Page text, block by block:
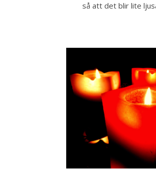
så att det blir lite